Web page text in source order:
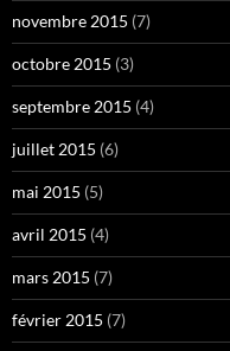
novembre 2015 (7)
octobre 2015 (3)
septembre 2015 (4)
juillet 2015 (6)
mai 2015 (5)
avril 2015 (4)
mars 2015 (7)
février 2015 (7)